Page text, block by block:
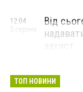
Від
12:04
5 серпня
ТОП НОВИНИ